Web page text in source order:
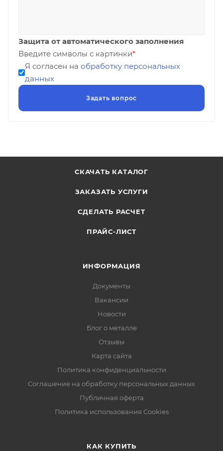
Защита от автоматического заполнения
Введите символы с картинки*
Я согласен на обработку персональных
данных
СКАЧАТЬ КАТАЛОГ
ЗАКАЗАТЬ УСЛУГИ
СДЕЛАТЬ РАСЧЕТ
ПРАЙС-ЛИСТ
ИНФОРМАЦИЯ
Документы
Вакансии
Новости
Блог о металле
Отзывы
Карта сайта
Политика конфиденциальности
Соглашение на обработку персональных данных
Публичная оферта
Политика использования Cookies
КАК КУПИТЬ